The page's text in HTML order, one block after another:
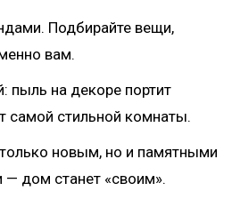
Подбирайте вещи,
вам.
пыль на декоре портит
самой стильной комнаты.
новым, но и памятными
дом станет «своим».